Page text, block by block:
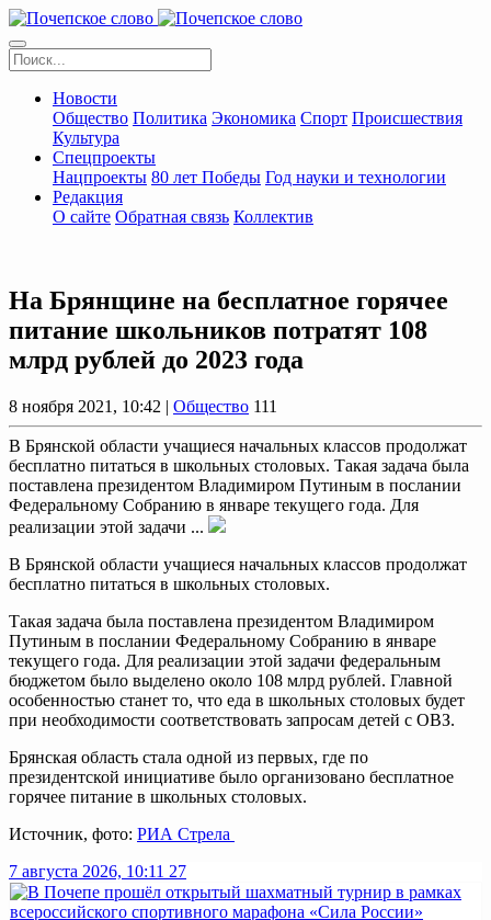
Новости
Общество Политика Экономика Спорт Происшествия
Культура
Спецпроекты
Нацпроекты 80 лет Победы Год науки и технологии
Редакция
О сайте Обратная связь Коллектив
На Брянщине на бесплатное горячее
питание школьников потратят 108
млрд рублей до 2023 года
8 ноября 2021, 10:42 | Общество 111
В Брянской области учащиеся начальных классов продолжат
бесплатно питаться в школьных столовых. Такая задача была
поставлена президентом Владимиром Путиным в послании
Федеральному Собранию в январе текущего года. Для
реализации этой задачи ...
В Брянской области учащиеся начальных классов продолжат
бесплатно питаться в школьных столовых.
Такая задача была поставлена президентом Владимиром
Путиным в послании Федеральному Собранию в январе
текущего года. Для реализации этой задачи федеральным
бюджетом было выделено около 108 млрд рублей. Главной
особенностью станет то, что еда в школьных столовых будет
при необходимости соответствовать запросам детей с ОВЗ.
Брянская область стала одной из первых, где по
президентской инициативе было организовано бесплатное
горячее питание в школьных столовых.
Источник, фото: РИА Стрела
7 августа 2026, 10:11 27